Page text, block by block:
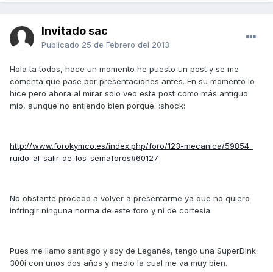
Invitado sac
Publicado 25 de Febrero del 2013
Hola ta todos, hace un momento he puesto un post y se me
comenta que pase por presentaciones antes. En su momento lo
hice pero ahora al mirar solo veo este post como más antiguo
mio, aunque no entiendo bien porque. :shock:
http://www.forokymco.es/index.php/foro/123-mecanica/59854-
ruido-al-salir-de-los-semaforos#60127
No obstante procedo a volver a presentarme ya que no quiero
infringir ninguna norma de este foro y ni de cortesia.
Pues me llamo santiago y soy de Leganés, tengo una SuperDink
300i con unos dos años y medio la cual me va muy bien.